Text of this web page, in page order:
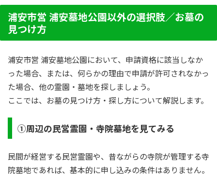
浦安市営 浦安墓地公園以外の選択肢／お墓の
見つけ方
浦安市営 浦安墓地公園において、申請資格に該当しなか
った場合、または、何らかの理由で申請が許可されなかっ
た場合、他の霊園・墓地を探しましょう。
ここでは、お墓の見つけ方・探し方について解説します。
①周辺の民営霊園・寺院墓地を見てみる
民間が経営する民営霊園や、昔ながらの寺院が管理する寺
院墓地であれば、基本的に申し込みの条件はありません。